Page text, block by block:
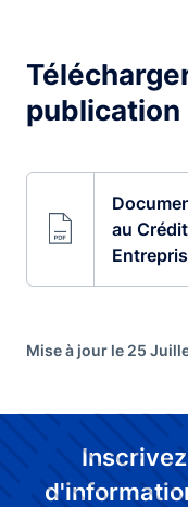
publication
au
Mise à jour le 25